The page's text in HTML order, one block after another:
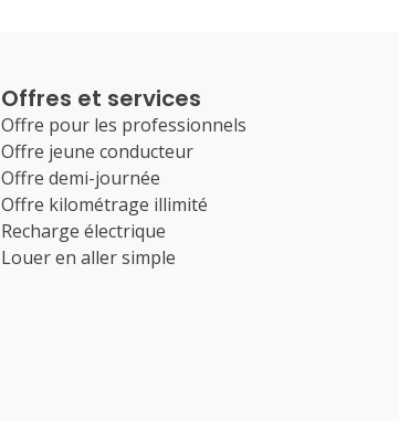
Offres et services
Offre pour les professionnels
Offre jeune conducteur
Offre demi-journée
Offre kilométrage illimité
Recharge électrique
Louer en aller simple